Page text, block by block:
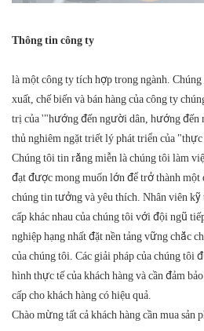
Thông tin công ty
là một công ty tích hợp trong ngành.
xuất, chế biến và bán hàng của công ty
trị của '"hướng đến người dân, hướng đến
thủ nghiêm ngặt triết lý phát triển của "thực
Chúng tôi tin rằng miễn là chúng tôi làm
đạt được mong muốn lớn để trở thành một
chúng tin tưởng và yêu thích. Nhân viên kỹ
cấp khác nhau của chúng tôi với đội ngũ
nghiệp hạng nhất đặt nền tảng vững chắc
của chúng tôi. Các giải pháp của chúng tôi
hình thực tế của khách hàng và cần đảm
cấp cho khách hàng có hiệu quả.
Chào mừng tất cả khách hàng cần mua sản